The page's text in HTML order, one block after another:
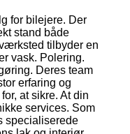
for bilejere. Der
stand både
tilbyder en
vask. Polering.
Deres team
erfaring og
at sikre. At din
services. Som
specialiserede